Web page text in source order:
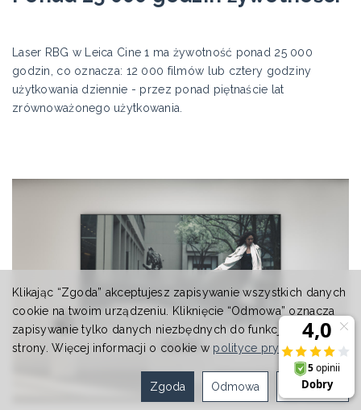
Laser RBG w Leica Cine 1 ma żywotność ponad 25 000
godzin, co oznacza: 12 000 filmów lub cztery godziny
użytkowania dziennie - przez ponad piętnaście lat
zrównoważonego użytkowania.
Klikając “Zgoda” akceptujesz zapisywanie wszystkich danych
cookie na twoim urządzeniu. Kliknięcie “Odmowa” oznacza
zapisywanie tylko danych niezbędnych do funkcjonowania
strony. Więcej informacji o cookie w polityce prywatności.
Ustawienia
Odmowa
Zgoda